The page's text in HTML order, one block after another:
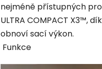
nejméně přístupných
ULTRA COMPACT X3™,
obnoví sací výkon.
Funkce